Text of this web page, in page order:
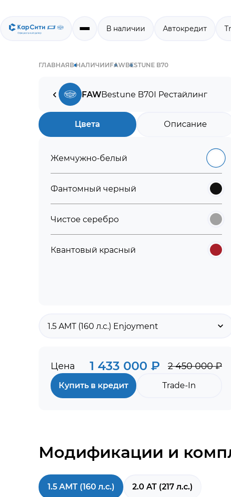
В наличии Автокредит
ГЛАВНАЯВ НАЛИЧИИFAWBESTUNE B70
FAWBestune B70I Рестайлинг
Цвета Описание
Жемчужно-белый
Фантомный черный
Чистое серебро
Квантовый красный
1.5 AMT (160 л.с.) Enjoyment
Цена 1 433 000 ₽ 2 450 000 ₽
Купить в кредит Trade-In
Модификации и
1.5 AMT (160 л.с.) 2.0 AT (217 л.с.)